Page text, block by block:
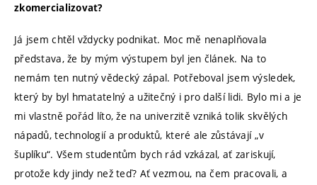
zkomercializovat?
Já jsem chtěl vždycky podnikat. Moc mě nenaplňovala
představa, že by mým výstupem byl jen článek. Na to
nemám ten nutný vědecký zápal. Potřeboval jsem výsledek,
který by byl hmatatelný a užitečný i pro další lidi. Bylo mi a je
mi vlastně pořád líto, že na univerzitě vzniká tolik skvělých
nápadů, technologií a produktů, které ale zůstávají „v
šuplíku“. Všem studentům bych rád vzkázal, ať zariskují,
protože kdy jindy než teď? Ať vezmou, na čem pracovali, a